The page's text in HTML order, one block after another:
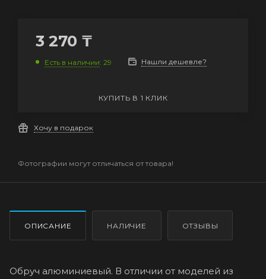
3 270 ₸
Есть в наличии: 29 Нашли дешевле?
КУПИТЬ В 1 КЛИК
Хочу в подарок
Фотографии могут отличаться от товара!
ОПИСАНИЕ НАЛИЧИЕ ОТЗЫВЫ
Обруч алюминиевый. В отличии от моделей из